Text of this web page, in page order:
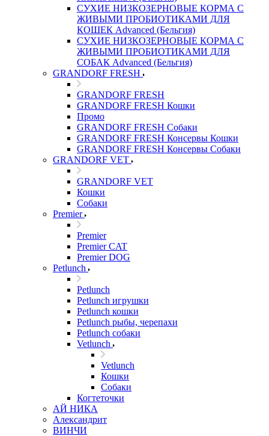
СУХИЕ НИЗКОЗЕРНОВЫЕ КОРМА С
ЖИВЫМИ ПРОБИОТИКАМИ ДЛЯ
КОШЕК Advanced (Бельгия)
СУХИЕ НИЗКОЗЕРНОВЫЕ КОРМА С
ЖИВЫМИ ПРОБИОТИКАМИ ДЛЯ
СОБАК Advanced (Бельгия)
GRANDORF FRESH
GRANDORF FRESH
GRANDORF FRESH Кошки
Промо
GRANDORF FRESH Собаки
GRANDORF FRESH Консервы Кошки
GRANDORF FRESH Консервы Собаки
GRANDORF VET
GRANDORF VET
Кошки
Собаки
Premier
Premier
Premier CAT
Premier DOG
Petlunch
Petlunch
Petlunch игрушки
Petlunch кошки
Petlunch рыбы, черепахи
Petlunch собаки
Vetlunch
Vetlunch
Кошки
Собаки
Когтеточки
АЙ НИКА
Александрит
ВИНЧИ